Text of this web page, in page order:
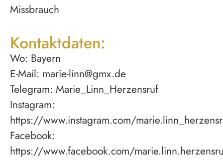
Missbrauch
Kontaktdaten:
Wo: Bayern
E-Mail: marie-linn@gmx.de
Telegram: Marie_Linn_Herzensruf
Instagram:
https://www.instagram.com/
Facebook:
https://www.facebook.com/